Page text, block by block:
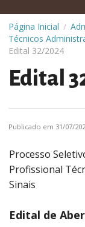
Página Inicial /
Técnicos
Edital 32/2024
Edital
Publicado em 31/07/
Processo
Profissional
Sinais
Edital de